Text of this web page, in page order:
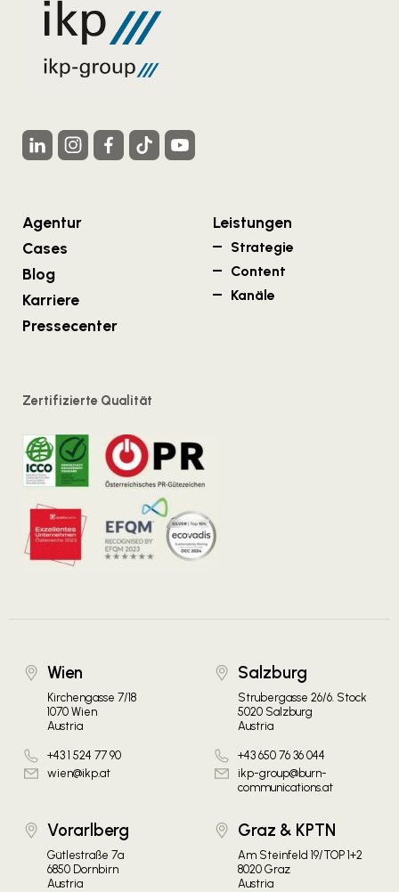
Agentur
Cases
Blog
Karriere
Pressecenter
Leistungen
Strategie
Content
Kanäle
Zertifizierte Qualität
Wien
Kirchengasse 7/18
1070 Wien
Austria
+43 1 524 77 90
wien@ikp.at
Salzburg
Strubergasse 26/6. Stock
5020 Salzburg
Austria
+43 650 76 36 044
ikp-group@burn-
communications.at
Vorarlberg
Gütlestraße 7a
6850 Dornbirn
Austria
Graz & KPTN
Am Steinfeld 19/TOP 1+2
8020 Graz
Austria